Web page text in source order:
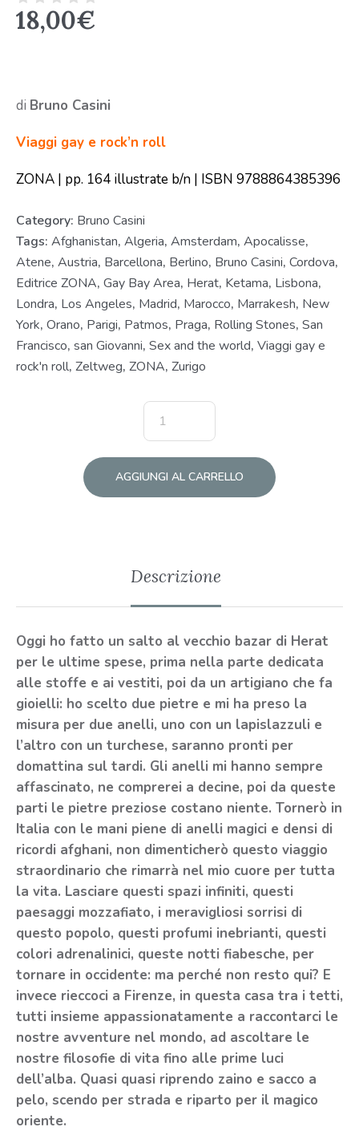
18,00€
di Bruno Casini
Viaggi gay e rock’n roll
ZONA | pp. 164 illustrate b/n | ISBN 9788864385396
Category: Bruno Casini
Tags: Afghanistan, Algeria, Amsterdam, Apocalisse,
Atene, Austria, Barcellona, Berlino, Bruno Casini, Cordova,
Editrice ZONA, Gay Bay Area, Herat, Ketama, Lisbona,
Londra, Los Angeles, Madrid, Marocco, Marrakesh, New
York, Orano, Parigi, Patmos, Praga, Rolling Stones, San
Francisco, san Giovanni, Sex and the world, Viaggi gay e
rock'n roll, Zeltweg, ZONA, Zurigo
AGGIUNGI AL CARRELLO
Descrizione
Oggi ho fatto un salto al vecchio bazar di Herat
per le ultime spese, prima nella parte dedicata
alle stoffe e ai vestiti, poi da un artigiano che fa
gioielli: ho scelto due pietre e mi ha preso la
misura per due anelli, uno con un lapislazzuli e
l’altro con un turchese, saranno pronti per
domattina sul tardi. Gli anelli mi hanno sempre
affascinato, ne comprerei a decine, poi da queste
parti le pietre preziose costano niente. Tornerò in
Italia con le mani piene di anelli magici e densi di
ricordi afghani, non dimenticherò questo viaggio
straordinario che rimarrà nel mio cuore per tutta
la vita. Lasciare questi spazi infiniti, questi
paesaggi mozzafiato, i meravigliosi sorrisi di
questo popolo, questi profumi inebrianti, questi
colori adrenalinici, queste notti fiabesche, per
tornare in occidente: ma perché non resto qui? E
invece rieccoci a Firenze, in questa casa tra i tetti,
tutti insieme appassionatamente a raccontarci le
nostre avventure nel mondo, ad ascoltare le
nostre filosofie di vita fino alle prime luci
dell’alba. Quasi quasi riprendo zaino e sacco a
pelo, scendo per strada e riparto per il magico
oriente.